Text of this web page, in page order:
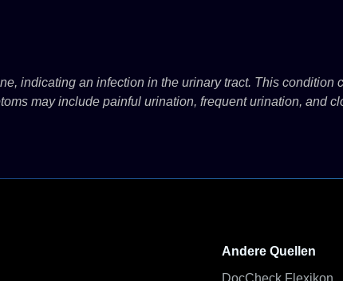
indicating an infection in the urinary tract. This
may include painful urination, frequent urination, and
Andere Quellen
DocCheck Flexikon